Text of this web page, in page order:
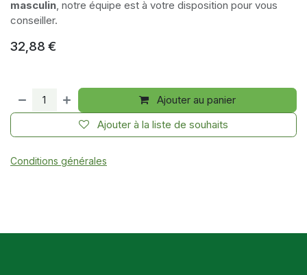
masculin, notre équipe est à votre disposition pour vous
conseiller.
32,88 €
Ajouter au panier
Ajouter à la liste de souhaits
Conditions générales